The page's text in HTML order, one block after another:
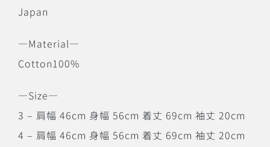
Japan
―Material―
Cotton100%
―Size―
3 – 肩幅 46cm 身幅 56cm 着丈 69cm 袖丈 20cm
4 – 肩幅 46cm 身幅 56cm 着丈 69cm 袖丈 20cm